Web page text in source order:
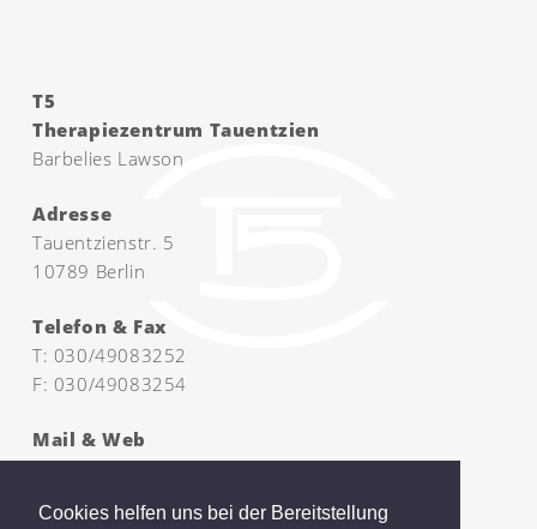
Cookies helfen uns bei der Bereitstellung
T5
Therapiezentrum Tauentzien
Barbelies Lawson
Adresse
Tauentzienstr. 5
10789 Berlin
Telefon & Fax
T: 030/49083252
F: 030/49083254
Mail & Web
info@t-t5.berlin